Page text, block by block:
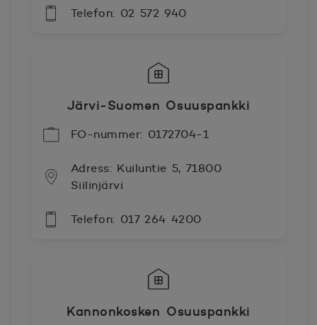
Telefon: 02 572 940
Järvi-Suomen Osuuspankki
FO-nummer: 0172704-1
Adress: Kuiluntie 5, 71800
Siilinjärvi
Telefon: 017 264 4200
Kannonkosken Osuuspankki